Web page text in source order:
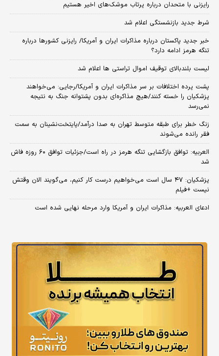
رایزنی با متحدان درباره پرتاب موشک‌های اخیر هستیم
شرط جدید بازنشستگی اعلام شد
خبر جدید پاکستان درباره مذاکرات ایران و آمریکا/ رایزنی کشورها درباره
تنگه هرمز ادامه دارد؟
لیست بلندبالای توقیف اموال تراستی ها اعلام شد
پشت پرده اختلافات بر سر مذاکرات ایران و آمریکا/رجایی: می‌خواهند
پزشکیان را خسته کنند/هیچ مذاکره‌ای بدون پشتوانه جنگ به نتیجه
نمی‌رسد
زنگ خطر برای طبقه متوسط تهران به صدا درآمد/پایتخت‌نشینان به سمت
فقر رانده می‌شوند
العربیه: توافق بازگشایی تنگه هرمز در راه است/جزئیات توافق ۶۰ روزه فاش
شد
پزشکیان: ۴۷ سال است می‌خواهیم درست کار کنیم، می‌گویند الان وقتش
نیست +فیلم
ادعای العربیه: مذاکرات ایران و آمریکا وارد مرحله نهایی شده است